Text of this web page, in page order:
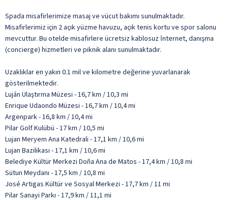
Spada misafirlerimize masaj ve vücut bakımı sunulmaktadır.
Misafirlerimiz için 2 açık yüzme havuzu, açık tenis kortu ve spor salonu
mevcuttur. Bu otelde misafirlere ücretsiz kablosuz İnternet, danışma
(concierge) hizmetleri ve piknik alanı sunulmaktadır.
Uzaklıklar en yakın 0.1 mil ve kilometre değerine yuvarlanarak
gösterilmektedir.
Luján Ulaştırma Müzesi - 16,7 km / 10,3 mi
Enrique Udaondo Müzesi - 16,7 km / 10,4 mi
Argenpark - 16,8 km / 10,4 mi
Pilar Golf Kulübü - 17 km / 10,5 mi
Lujan Meryem Ana Katedrali - 17,1 km / 10,6 mi
Lujan Bazilikası - 17,1 km / 10,6 mi
Belediye Kültür Merkezi Doña Ana de Matos - 17,4 km / 10,8 mi
Sütun Meydanı - 17,5 km / 10,8 mi
José Artigas Kültür ve Sosyal Merkezi - 17,7 km / 11 mi
Pilar Sanayi Parkı - 17,9 km / 11,1 mi